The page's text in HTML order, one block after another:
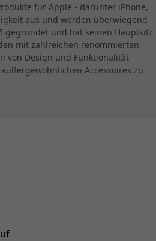
für Apple - darunter iPhone,
aus und werden überwiegend
gegründet und hat seinen Hauptsitz
mit zahlreichen renommierten
von Design und Funktionalität
Accessoires zu